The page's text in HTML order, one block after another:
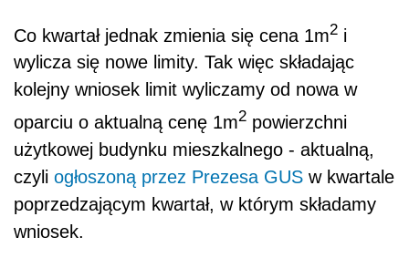
Co kwartał jednak zmienia się cena 1m2 i
wylicza się nowe limity. Tak więc składając
kolejny wniosek limit wyliczamy od nowa w
oparciu o aktualną cenę 1m2 powierzchni
użytkowej budynku mieszkalnego - aktualną,
czyli ogłoszoną przez Prezesa GUS w kwartale
poprzedzającym kwartał, w którym składamy
wniosek.